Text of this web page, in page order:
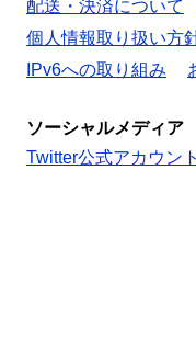
配送・決済について
個人情報取り扱い方
IPv6への取り組み
ソーシャルメディア
Twitter公式アカウント